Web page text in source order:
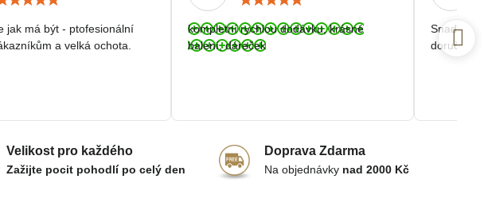
/
5
jak má být - ptofesionální
a velká ochota.
/
5
kompletní rychlou dodávku, krásné
balení, dáreček
Snadná a
doručení.
Velikost pro každého
Zažijte pocit pohodlí po celý den
Doprava Zdarma
Na objednávky nad 2000 Kč